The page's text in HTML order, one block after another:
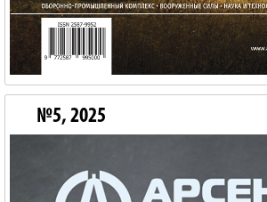
№5, 2025